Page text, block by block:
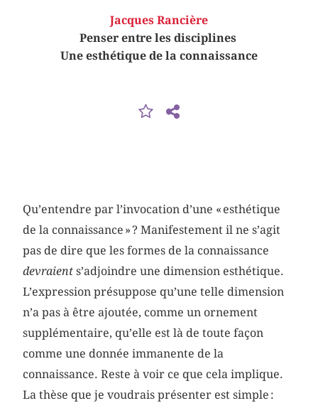
Jacques Rancière
Penser entre les disciplines
Une esthétique de la connaissance
Qu’entendre par l’invocation d’une « esthétique
de la connaissance » ? Manifestement il ne s’agit
pas de dire que les formes de la connaissance
devraient s’adjoindre une dimension esthétique.
L’expression présuppose qu’une telle dimension
n’a pas à être ajoutée, comme un ornement
supplémentaire, qu’elle est là de toute façon
comme une donnée immanente de la
connaissance. Reste à voir ce que cela implique.
La thèse que je voudrais présenter est simple :